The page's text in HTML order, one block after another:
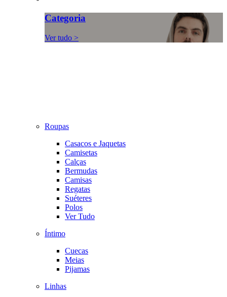
Categoria
Ver tudo >
Roupas
Casacos e Jaquetas
Camisetas
Calças
Bermudas
Camisas
Regatas
Suéteres
Polos
Ver Tudo
Íntimo
Cuecas
Meias
Pijamas
Linhas